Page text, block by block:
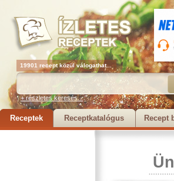
19901 recept közül válogathat...
+ részletes keresés...
Receptek Receptkatalógus Recept